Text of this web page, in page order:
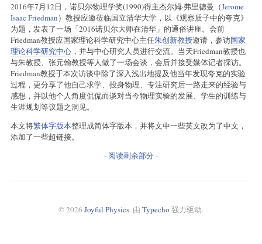
2016年7月12日，诺贝尔物理学奖(1990)得主杰尔姆·弗里德曼（Jerome
Isaac Friedman）教授应邀莅临国立清华大学，以《观察质子中的夸克》
为题，发表了一场「2016诺贝尔大师在清华」的通俗讲座。会前
Friedman教授应国家理论科学研究中心主任朱创新教授邀请，参访国家
理论科学研究中心 ，并与中心研究人员进行交流。当天Friedman教授也
与朱教授、张元翰教授等人做了一场会谈，会后并接受媒体记者採访。
Friedman教授于本次访谈中除了深入浅出地提及他当年发现夸克的实验
过程，更分享了他自己求学、投身物理、专注研究后一路走来的经验与
感想，并以他个人角度侃侃而谈对当今物理实验的发展、学生的训练与
生涯规划等议题之洞见。
本文将繁体字版本整理成简体字版本，并将文中一些英文改为了中文，
添加了一些超链接。
- 阅读剩余部分 -
© 2026 Joyful Physics. 由 Typecho 强力驱动.